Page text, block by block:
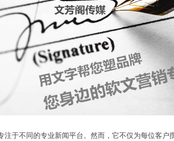
于不同的专业新闻平台。然而，它不仅为每位客户